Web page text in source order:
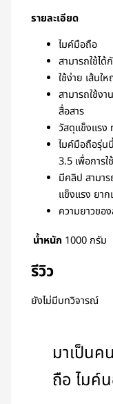
รายละเอียด
ไมค์มือถือ
สามารถใช้ไ
ใช้ง่าย เส้นใ
สามารถใช้ง
สื่อสาร
วัสดุแข็งแรง
ไมค์มือถือรุ่น
3.5 เพื่อการ
มีคลิป สามา
แข็งแรง ยา
ความยาวขอ
น้ำหนัก 1000 กรัม
รีวิว
ยังไม่มีบทวิจารณ์
มาเป็นค
ถือ ไมค์